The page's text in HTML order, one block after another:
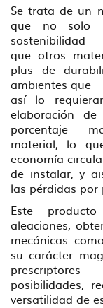
Se trata de un
que no solo
sostenibilidad
que otros
plus de
ambientes que
así lo
elaboración
porcentaje
material, lo
economía
de instalar, y
las pérdidas por
Este
aleaciones,
mecánicas
su carácter
posibilidades,
versatilidad de